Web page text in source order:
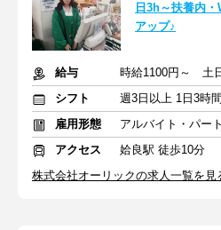
日3h～扶養内
アップ♪
給与
時給1100円～ 土
シフト
雇用形態
アルバイト・パート
アクセス
姶良駅 徒歩10分
株式会社オーリックの求人一覧を見